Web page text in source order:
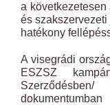
a
és
hatékony
A visegrádi
ESZSZ